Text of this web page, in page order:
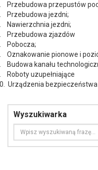
Przebudowa przepustów
Przebudowa jezdni;
Nawierzchnia jezdni;
Przebudowa zjazdów
Pobocza;
Oznakowanie pionowe i
Budowa kanału
Roboty uzupełniające
Urządzenia
Wyszukiwarka